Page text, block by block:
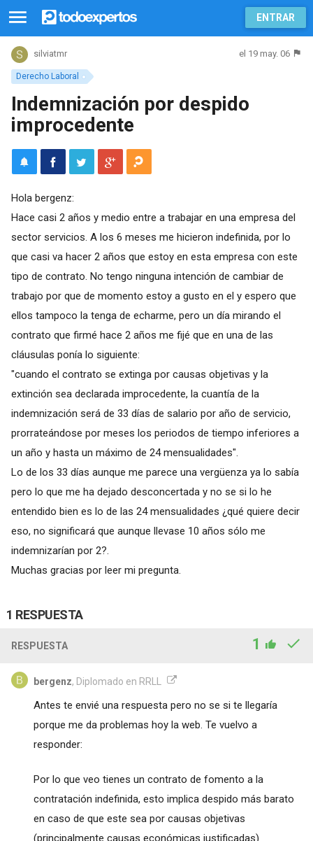
ENTRAR
Derecho Laboral
silviatmr el 19 may. 06
Indemnización por despido
improcedente
Hola bergenz:
Hace casi 2 años y medio entre a trabajar en una empresa del
sector servicios. A los 6 meses me hicieron indefinida, por lo
que casi va hacer 2 años que estoy en esta empresa con este
tipo de contrato. No tengo ninguna intención de cambiar de
trabajo por que de momento estoy a gusto en el y espero que
ellos tampoco la tenga de echarme, pero un día mirando el
contrato que firmé hace 2 años me fijé que en una de las
cláusulas ponía lo siguiente:
"cuando el contrato se extinga por causas objetivas y la
extinción sea declarada improcedente, la cuantía de la
indemnización será de 33 días de salario por año de servicio,
prorrateándose por meses los periodos de tiempo inferiores a
un año y hasta un máximo de 24 mensualidades".
Lo de los 33 días aunque me parece una vergüenza ya lo sabía
pero lo que me ha dejado desconcertada y no se si lo he
entendido bien es lo de las 24 mensualidades ¿qué quiere decir
eso, no significará que aunque llevase 10 años sólo me
indemnizarían por 2?.
Muchas gracias por leer mi pregunta.
1 RESPUESTA
RESPUESTA 1
bergenz, Diplomado en RRLL
Antes te envié una respuesta pero no se si te llegaría
porque me da problemas hoy la web. Te vuelvo a
responder:
Por lo que veo tienes un contrato de fomento a la
contratación indefinida, esto implica despido más barato
en caso de que este sea por causas objetivas
(principalmente causas económicas justificadas)